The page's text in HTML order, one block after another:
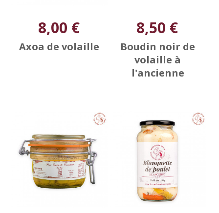
8,00 €
Axoa de volaille
8,50 €
Boudin noir de
volaille à
l'ancienne